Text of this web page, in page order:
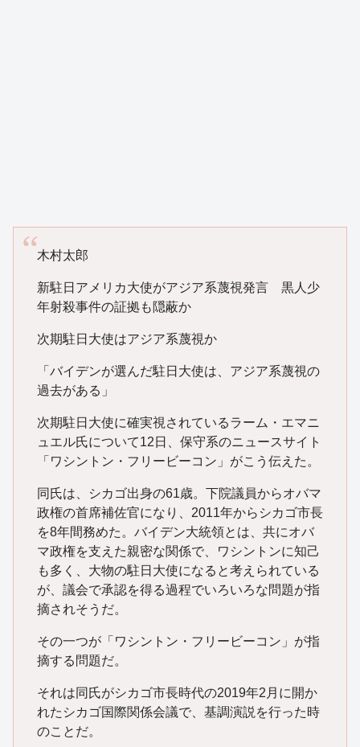
木村太郎
新駐日アメリカ大使がアジア系蔑視発言 黒人少
年射殺事件の証拠も隠蔽か
次期駐日大使はアジア系蔑視か
「バイデンが選んだ駐日大使は、アジア系蔑視の
過去がある」
次期駐日大使に確実視されているラーム・エマニ
ュエル氏について12日、保守系のニュースサイト
「ワシントン・フリービーコン」がこう伝えた。
同氏は、シカゴ出身の61歳。下院議員からオバマ
政権の首席補佐官になり、2011年からシカゴ市長
を8年間務めた。バイデン大統領とは、共にオバ
マ政権を支えた親密な関係で、ワシントンに知己
も多く、大物の駐日大使になると考えられている
が、議会で承認を得る過程でいろいろな問題が指
摘されそうだ。
その一つが「ワシントン・フリービーコン」が指
摘する問題だ。
それは同氏がシカゴ市長時代の2019年2月に開か
れたシカゴ国際関係会議で、基調演説を行った時
のことだ。